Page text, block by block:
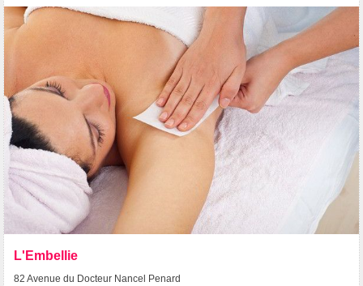
L'Embellie
82 Avenue du Docteur Nancel Penard